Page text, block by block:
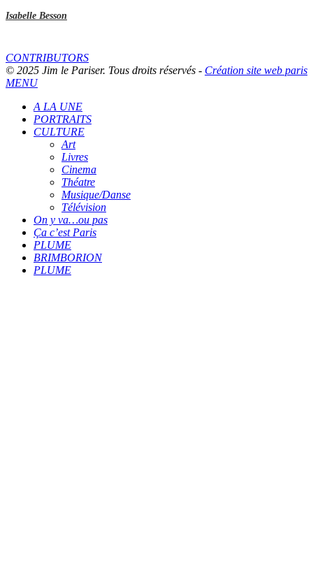
Isabelle Besson
CONTRIBUTORS
© 2025 Jim le Pariser. Tous droits réservés - Création site web paris
MENU
A LA UNE
PORTRAITS
CULTURE
Art
Livres
Cinema
Théatre
Musique/Danse
Télévision
On y va…ou pas
Ça c’est Paris
PLUME
BRIMBORION
PLUME